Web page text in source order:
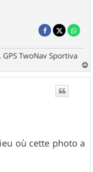
TwoNav Sportiva
a
u
où cette photo a